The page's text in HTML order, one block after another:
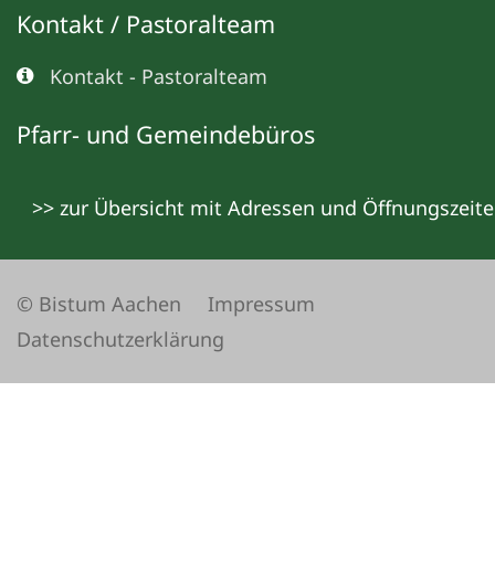
Kontakt / Pastoralteam
Kontakt - Pastoralteam
Pfarr- und Gemeindebüros
>> zur Übersicht mit Adressen und
© Bistum Aachen
Impressum
Datenschutzerklärung